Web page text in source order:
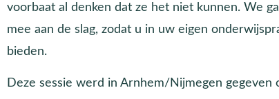
voorbaat al denken dat ze het niet kunnen. We
mee aan de slag, zodat u in uw eigen
bieden.
Deze sessie werd in Arnhem/Nijmegen gegeven